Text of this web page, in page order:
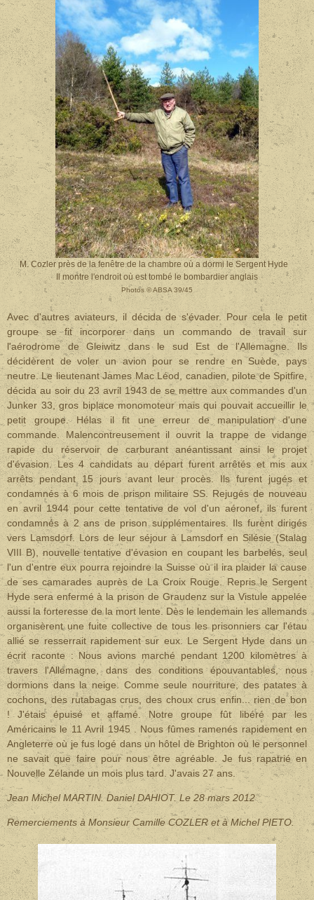
M. Cozler près de la fenêtre de la chambre où a dormi le Sergent Hyde
Il montre l'endroit où est tombé le bombardier anglais
Photos © ABSA 39/45
Avec d'autres aviateurs, il décida de s'évader. Pour cela le petit
groupe se fit incorporer dans un commando de travail sur
l'aérodrome de Gleiwitz dans le sud Est de l'Allemagne. Ils
décidèrent de voler un avion pour se rendre en Suède, pays
neutre. Le lieutenant James Mac Léod, canadien, pilote de Spitfire,
décida au soir du 23 avril 1943 de se mettre aux commandes d'un
Junker 33, gros biplace monomoteur mais qui pouvait accueillir le
petit groupe. Hélas il fit une erreur de manipulation d'une
commande. Malencontreusement il ouvrit la trappe de vidange
rapide du réservoir de carburant anéantissant ainsi le projet
d'évasion. Les 4 candidats au départ furent arrêtés et mis aux
arrêts pendant 15 jours avant leur procès. Ils furent jugés et
condamnés à 6 mois de prison militaire SS. Rejugés de nouveau
en avril 1944 pour cette tentative de vol d'un aéronef, ils furent
condamnés à 2 ans de prison supplémentaires. Ils furent dirigés
vers Lamsdorf. Lors de leur séjour à Lamsdorf en Silésie (Stalag
VIII B), nouvelle tentative d'évasion en coupant les barbelés, seul
l'un d'entre eux pourra rejoindre la Suisse où il ira plaider la cause
de ses camarades auprès de La Croix Rouge. Repris le Sergent
Hyde sera enfermé à la prison de Graudenz sur la Vistule appelée
aussi la forteresse de la mort lente. Dès le lendemain les allemands
organisèrent une fuite collective de tous les prisonniers car l'étau
allié se resserrait rapidement sur eux. Le Sergent Hyde dans un
écrit raconte : Nous avions marché pendant 1200 kilomètres à
travers l'Allemagne, dans des conditions épouvantables, nous
dormions dans la neige. Comme seule nourriture, des patates à
cochons, des rutabagas crus, des choux crus enfin... rien de bon
! J'étais épuisé et affamé. Notre groupe fût libéré par les
Américains le 11 Avril 1945 . Nous fûmes ramenés rapidement en
Angleterre où je fus logé dans un hôtel de Brighton où le personnel
ne savait que faire pour nous être agréable. Je fus rapatrié en
Nouvelle Zélande un mois plus tard. J'avais 27 ans.
Jean Michel MARTIN. Daniel DAHIOT. Le 28 mars 2012
Remerciements à Monsieur Camille COZLER et à Michel PIETO.